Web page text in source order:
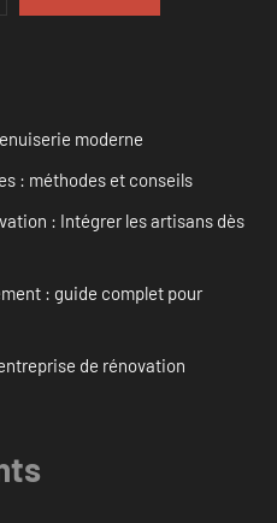
moderne
: méthodes et conseils
: Intégrer les artisans dès
: guide complet pour
de rénovation